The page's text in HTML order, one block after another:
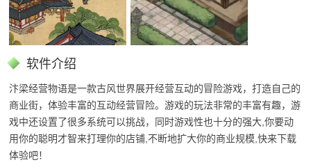
软件介绍
汴梁经营物语是一款古风世界展开经营互动的冒险游戏，打造自己的
商业街，体验丰富的互动经营冒险。游戏的玩法非常的丰富有趣，游
戏中还设置了很多系统可以挑战，同时游戏性也十分的强大,你要动
用你的聪明才智来打理你的店铺,不断地扩大你的商业规模,快来下载
体验吧！